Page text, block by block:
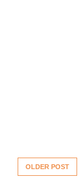
OLDER POST